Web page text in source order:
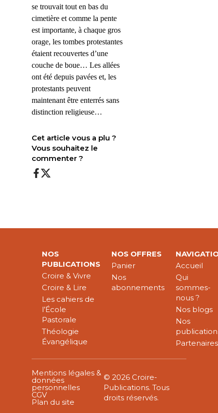
se trouvait tout en bas du
cimetière et comme la pente
est importante, à chaque gros
orage, les tombes protestantes
étaient recouvertes d’une
couche de boue… Les allées
ont été depuis pavées et, les
protestants peuvent
maintenant être enterrés sans
distinction religieuse…
Cet article vous a plu ?
Vous souhaitez le
commenter ?
NOS
PUBLICATIONS
Croire & Vivre
Croire & Lire
Les cahiers de
l’École
Pastorale
Théologie
Évangélique
NOS OFFRES
Panier
Nos
abonnements
Accueil
Qui
sommes-
nous ?
Nos blogs
Nos
Partenaires
Mentions légales &
données
personnelles
CGV
Plan du site
© 2026 Croire-
Publications. Tous
droits réservés.